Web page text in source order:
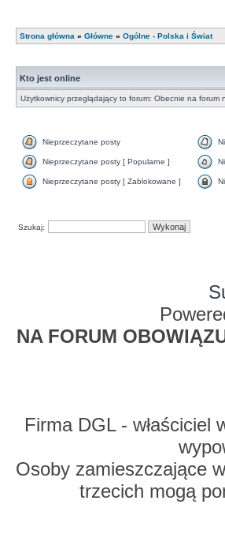
Strona główna » Główne » Ogólne - Polska i Świat
Kto jest online
Użytkownicy przeglądający to forum: Obecnie na
Nieprzeczytane posty
Nieprzeczytane posty [ Popularne ]
Nieprzeczytane posty [ Zablokowane ]
Szukaj:
NA FORUM
Firma DGL - właściciel
Osoby zamieszczające
trzecich mogą